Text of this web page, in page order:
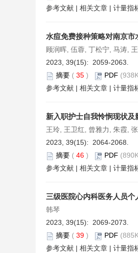
参考文献 | 相关文章 | 计量指
水痘免费接种策略对南京
顾润晖, 伍蓉, 丁松宁, 马涛,
2023, 39(15): 2059-2063.
摘要 ( 35 ) PDF
参考文献 | 相关文章 | 计量指
新入职护士自我怜悯现状及
王玲, 王卫红, 曾雅力, 朱霞,
2023, 39(15): 2064-2068.
摘要 ( 46 ) PDF
参考文献 | 相关文章 | 计量指
三级医院心内科医务人员
韩琴
2023, 39(15): 2069-2073.
摘要 ( 39 ) PDF
参考文献 | 相关文章 | 计量指